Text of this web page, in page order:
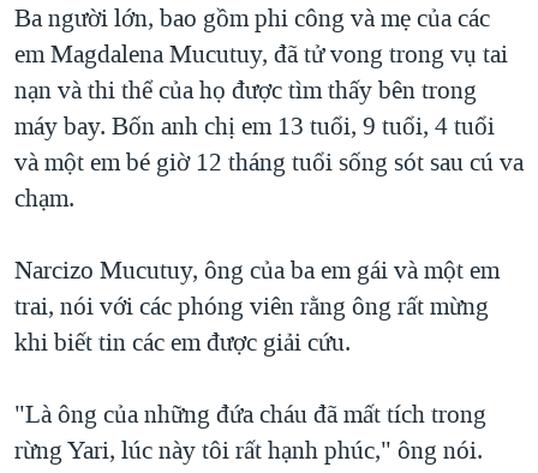
Ba người lớn, bao gồm phi công và mẹ của các
em Magdalena Mucutuy, đã tử vong trong vụ tai
nạn và thi thể của họ được tìm thấy bên trong
máy bay. Bốn anh chị em 13 tuổi, 9 tuổi, 4 tuổi
và một em bé giờ 12 tháng tuổi sống sót sau cú va
chạm.
Narcizo Mucutuy, ông của ba em gái và một em
trai, nói với các phóng viên rằng ông rất mừng
khi biết tin các em được giải cứu.
"Là ông của những đứa cháu đã mất tích trong
rừng Yari, lúc này tôi rất hạnh phúc," ông nói.